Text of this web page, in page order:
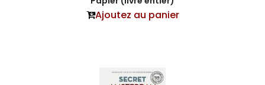
Ajoutez au panier